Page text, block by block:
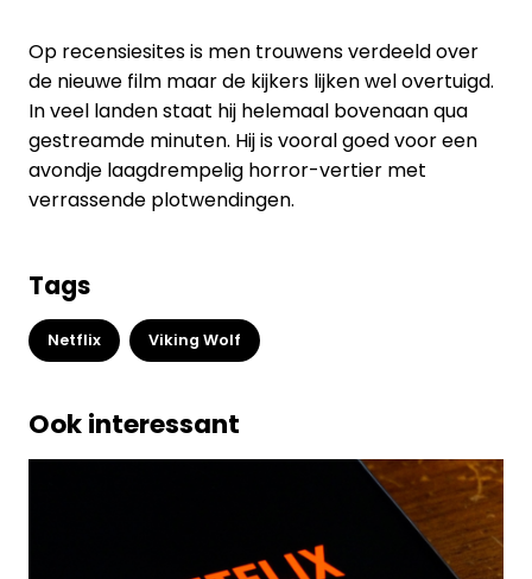
Op recensiesites is men trouwens verdeeld over
de nieuwe film maar de kijkers lijken wel overtuigd.
In veel landen staat hij helemaal bovenaan qua
gestreamde minuten. Hij is vooral goed voor een
avondje laagdrempelig horror-vertier met
verrassende plotwendingen.
Tags
Netflix Viking Wolf
Ook interessant